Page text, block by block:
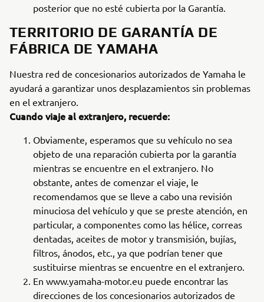
posterior que no esté cubierta por la Garantía.
TERRITORIO DE GARANTÍA DE
FÁBRICA DE YAMAHA
Nuestra red de concesionarios autorizados de Yamaha le
ayudará a garantizar unos desplazamientos sin problemas
en el extranjero.
Cuando viaje al extranjero, recuerde:
Obviamente, esperamos que su vehículo no sea
objeto de una reparación cubierta por la garantía
mientras se encuentre en el extranjero. No
obstante, antes de comenzar el viaje, le
recomendamos que se lleve a cabo una revisión
minuciosa del vehículo y que se preste atención, en
particular, a componentes como las hélice, correas
dentadas, aceites de motor y transmisión, bujías,
filtros, ánodos, etc., ya que podrían tener que
sustituirse mientras se encuentre en el extranjero.
En www.yamaha-motor.eu puede encontrar las
direcciones de los concesionarios autorizados de